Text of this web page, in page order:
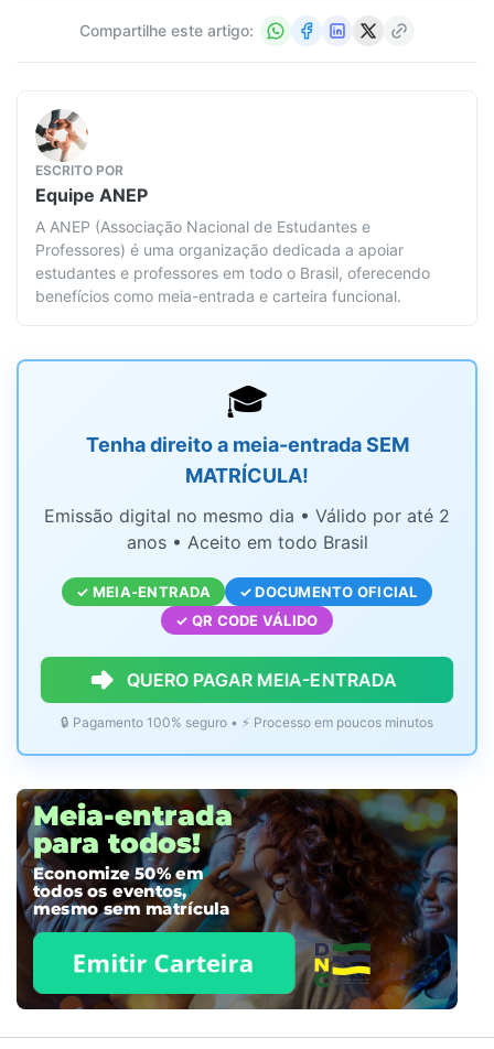
Compartilhe este artigo:
ESCRITO POR
Equipe ANEP
A ANEP (Associação Nacional de Estudantes e
Professores) é uma organização dedicada a apoiar
estudantes e professores em todo o Brasil, oferecendo
benefícios como meia-entrada e carteira funcional.
🎓
Tenha direito a meia-entrada SEM
MATRÍCULA!
Emissão digital no mesmo dia • Válido por até 2
anos • Aceito em todo Brasil
✓ MEIA-ENTRADA
✓ DOCUMENTO OFICIAL
✓ QR CODE VÁLIDO
QUERO PAGAR MEIA-ENTRADA
🔒 Pagamento 100% seguro • ⚡ Processo em poucos minutos